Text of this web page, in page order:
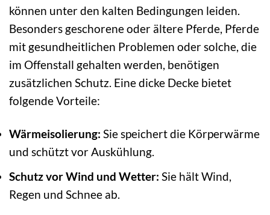
können unter den kalten Bedingungen leiden.
Besonders geschorene oder ältere Pferde, Pferde
mit gesundheitlichen Problemen oder solche, die
im Offenstall gehalten werden, benötigen
zusätzlichen Schutz. Eine dicke Decke bietet
folgende Vorteile:
Wärmeisolierung: Sie speichert die Körperwärme
und schützt vor Auskühlung.
Schutz vor Wind und Wetter: Sie hält Wind,
Regen und Schnee ab.